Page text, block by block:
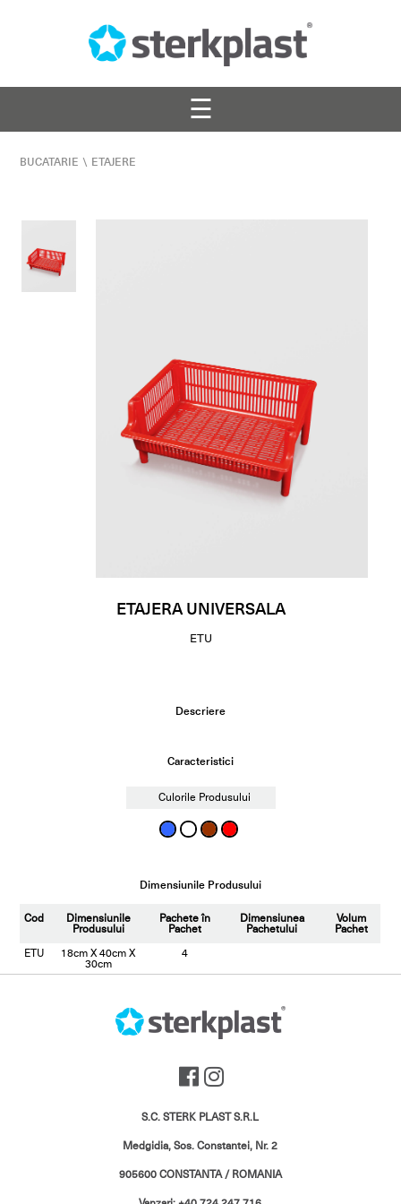
☰
BUCATARIE \ ETAJERE
ETAJERA UNIVERSALA
ETU
Descriere
Caracteristici
Culorile Produsului
Dimensiunile Produsului
Cod Dimensiunile
Produsului
Pachete în
Pachet
Dimensiunea
Pachetului
Volum
Pachet
ETU
18cm X 40cm X
30cm
4
S.C. STERK PLAST S.R.L
Medgidia, Sos. Constantei, Nr. 2
905600 CONSTANTA / ROMANIA